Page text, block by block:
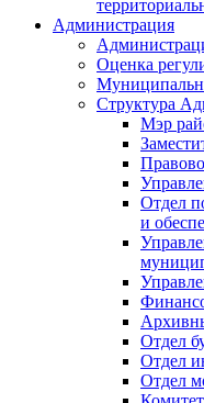
Администрация
Оценка
Структура
Мэр
Отдел
и
Отдел
Отдел
Отдел